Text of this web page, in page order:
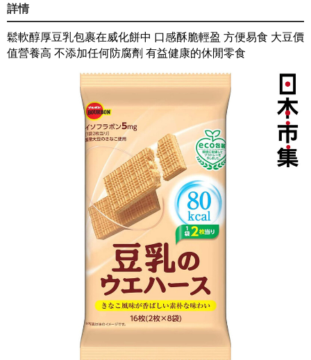
詳情
鬆軟醇厚豆乳包裹在威化餅中 口感酥脆輕盈 方便易食 大豆價
值營養高 不添加任何防腐劑 有益健康的休閒零食